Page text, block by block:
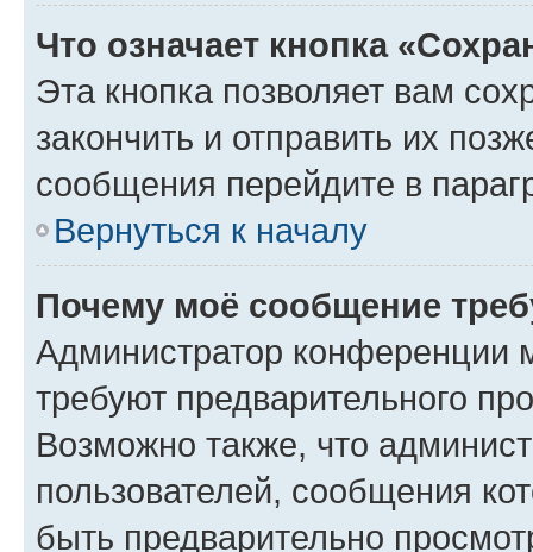
Что означает кнопка
Эта кнопка позволяет вам
закончить и отправить их
сообщения перейдите в
Вернуться к началу
Почему моё сообщение
Администратор конференции
требуют предварительного
Возможно также, что
пользователей, сообщения
быть предварительно